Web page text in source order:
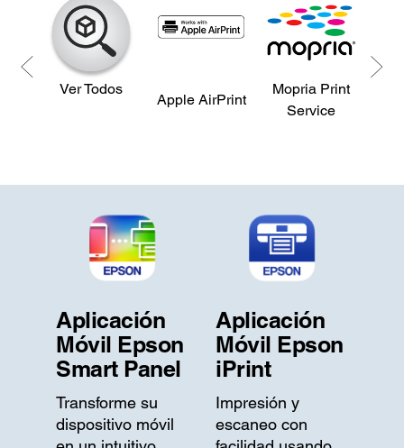
Ver Todos
Apple AirPrint
Mopria Print
Service
Aplicación
Móvil Epson
Smart Panel
Transforme su
dispositivo móvil
Aplicación
Móvil Epson
iPrint
Impresión y
escaneo con